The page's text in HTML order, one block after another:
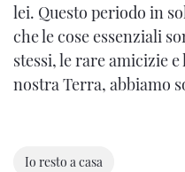
lei. Questo periodo in
che le cose essenziali
stessi, le rare amicizie
nostra Terra, abbiamo
Io resto a casa